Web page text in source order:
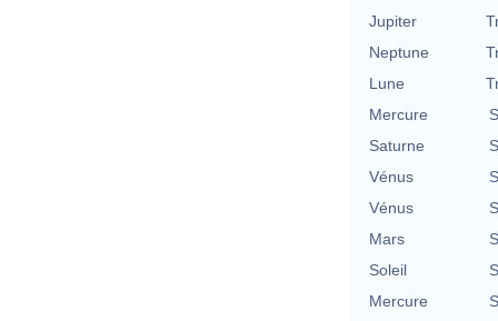
Jupiter
Neptune
Lune
Mercure
Saturne
Vénus
Vénus
Mars
Soleil
Mercure